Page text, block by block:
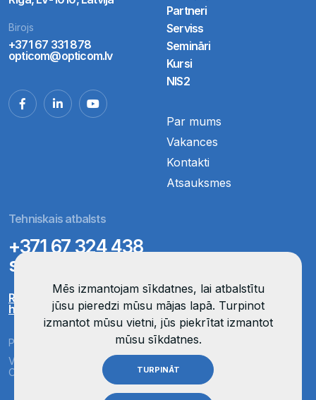
Birojs
+371 67 331 878
opticom@opticom.lv
Partneri
Serviss
Semināri
Kursi
NIS2
Par mums
Vakances
Kontakti
Atsauksmes
Tehniskais atbalsts
+371 67 324 438
support@opticom.lv
Remote support
help.opticom.lv
Privatuma politika
Visas tiesības aizsargātas
OptiCom ©
Organised by OptiCom
ISO 27001:2022
Mēs izmantojam sīkdatnes, lai atbalstītu
jūsu pieredzi mūsu mājas lapā. Turpinot
izmantot mūsu vietni, jūs piekrītat izmantot
mūsu sīkdatnes.
TURPINĀT